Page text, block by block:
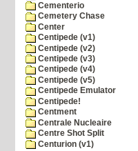
Cementerio
Cemetery Chase
Center
Centipede (v1)
Centipede (v2)
Centipede (v3)
Centipede (v4)
Centipede (v5)
Centipede Emulator
Centipede!
Centment
Centrale Nucleaire
Centre Shot Split
Centurion (v1)